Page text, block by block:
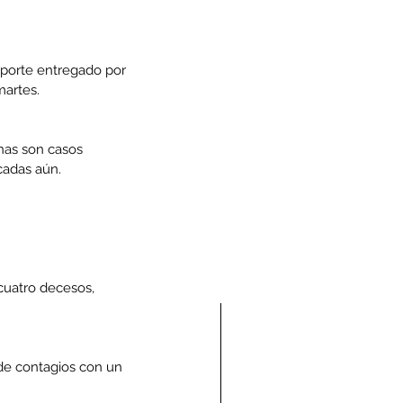
entregado por
son casos
aún.
decesos,
contagios con un